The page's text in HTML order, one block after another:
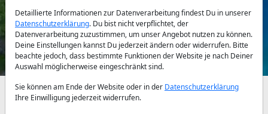
Verfügbarkeiten und Tagespreise nach Absprache
Detaillierte Informationen zur Datenverarbeitung findest Du in unserer
Datenschutzerklärung. Du bist nicht verpflichtet, der
Datenverarbeitung zuzustimmen, um unser Angebot nutzen zu können.
Deine Einstellungen kannst Du jederzeit ändern oder widerrufen. Bitte
beachte jedoch, dass bestimmte Funktionen der Website je nach Deiner
Auswahl möglicherweise eingeschränkt sind.
Sie können am Ende der Website oder in der Datenschutzerklärung
Ihre Einwilligung jederzeit widerrufen.